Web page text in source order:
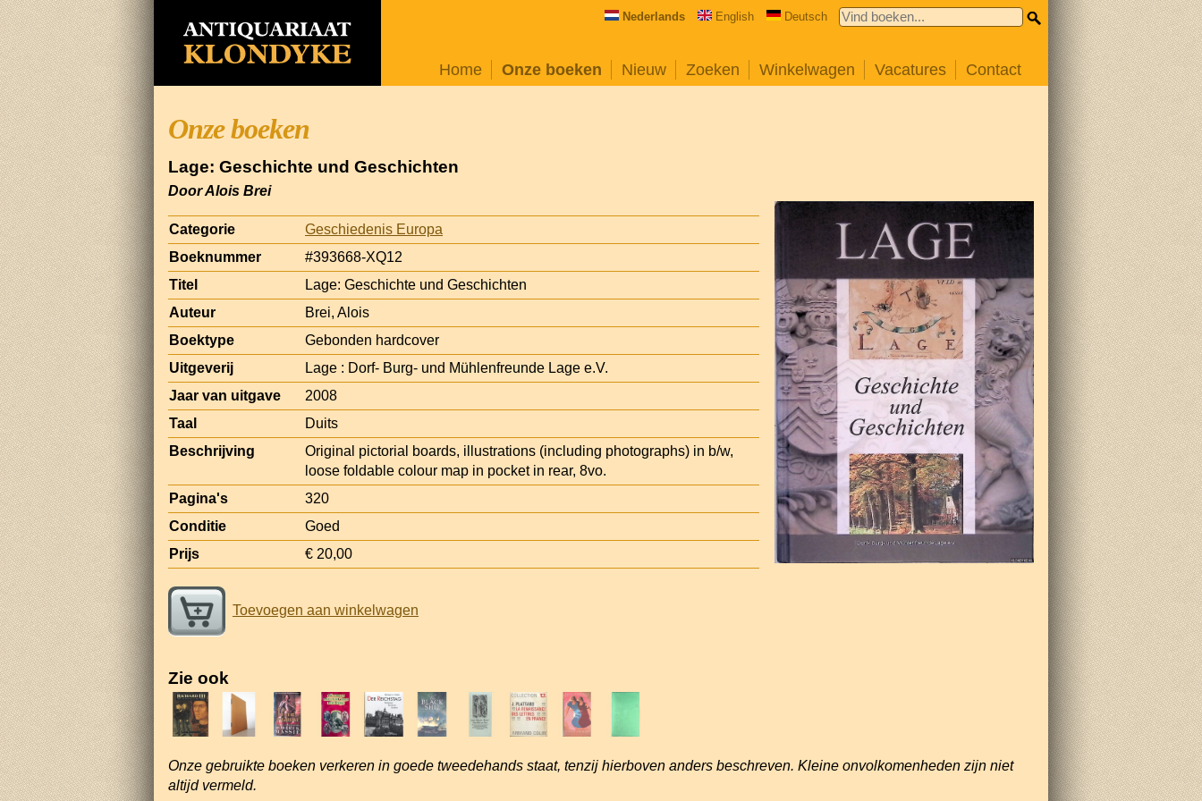
Nederlands English Deutsch
Home Onze boeken Nieuw Zoeken Winkelwagen Vacatures Contact
Onze boeken
Lage: Geschichte und Geschichten
Door Alois Brei
Categorie
Geschiedenis Europa
Boeknummer
#393668-XQ12
Titel
Lage: Geschichte und Geschichten
Auteur
Brei, Alois
Boektype
Gebonden hardcover
Uitgeverij
Lage : Dorf- Burg- und Mühlenfreunde Lage e.V.
Jaar van uitgave
2008
Taal
Duits
Beschrijving
Original pictorial boards, illustrations (including photographs) in b/w,
loose foldable colour map in pocket in rear, 8vo.
Pagina's
320
Conditie
Goed
Prijs
€ 20,00
Toevoegen aan winkelwagen
Zie ook
Onze gebruikte boeken verkeren in goede tweedehands staat, tenzij hierboven anders beschreven. Kleine onvolkomenheden zijn niet
altijd vermeld.